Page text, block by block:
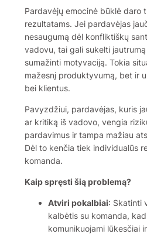
Pardavėjų emocinė būklė daro
rezultatams. Jei pardavėjas
nesaugumą dėl konfliktiškų
vadovu, tai gali sukelti
sumažinti motyvaciją. Tokia
mažesnį produktyvumą, bet ir
bei klientus.
Pavyzdžiui, pardavėjas, kuris
ar kritiką iš vadovo, vengia
pardavimus ir tampa mažiau
Dėl to kenčia tiek individualūs
komanda.
Kaip spręsti šią problemą?
Atviri pokalbiai: Skatinti
kalbėtis su komanda,
komunikuojami lūkesčiai